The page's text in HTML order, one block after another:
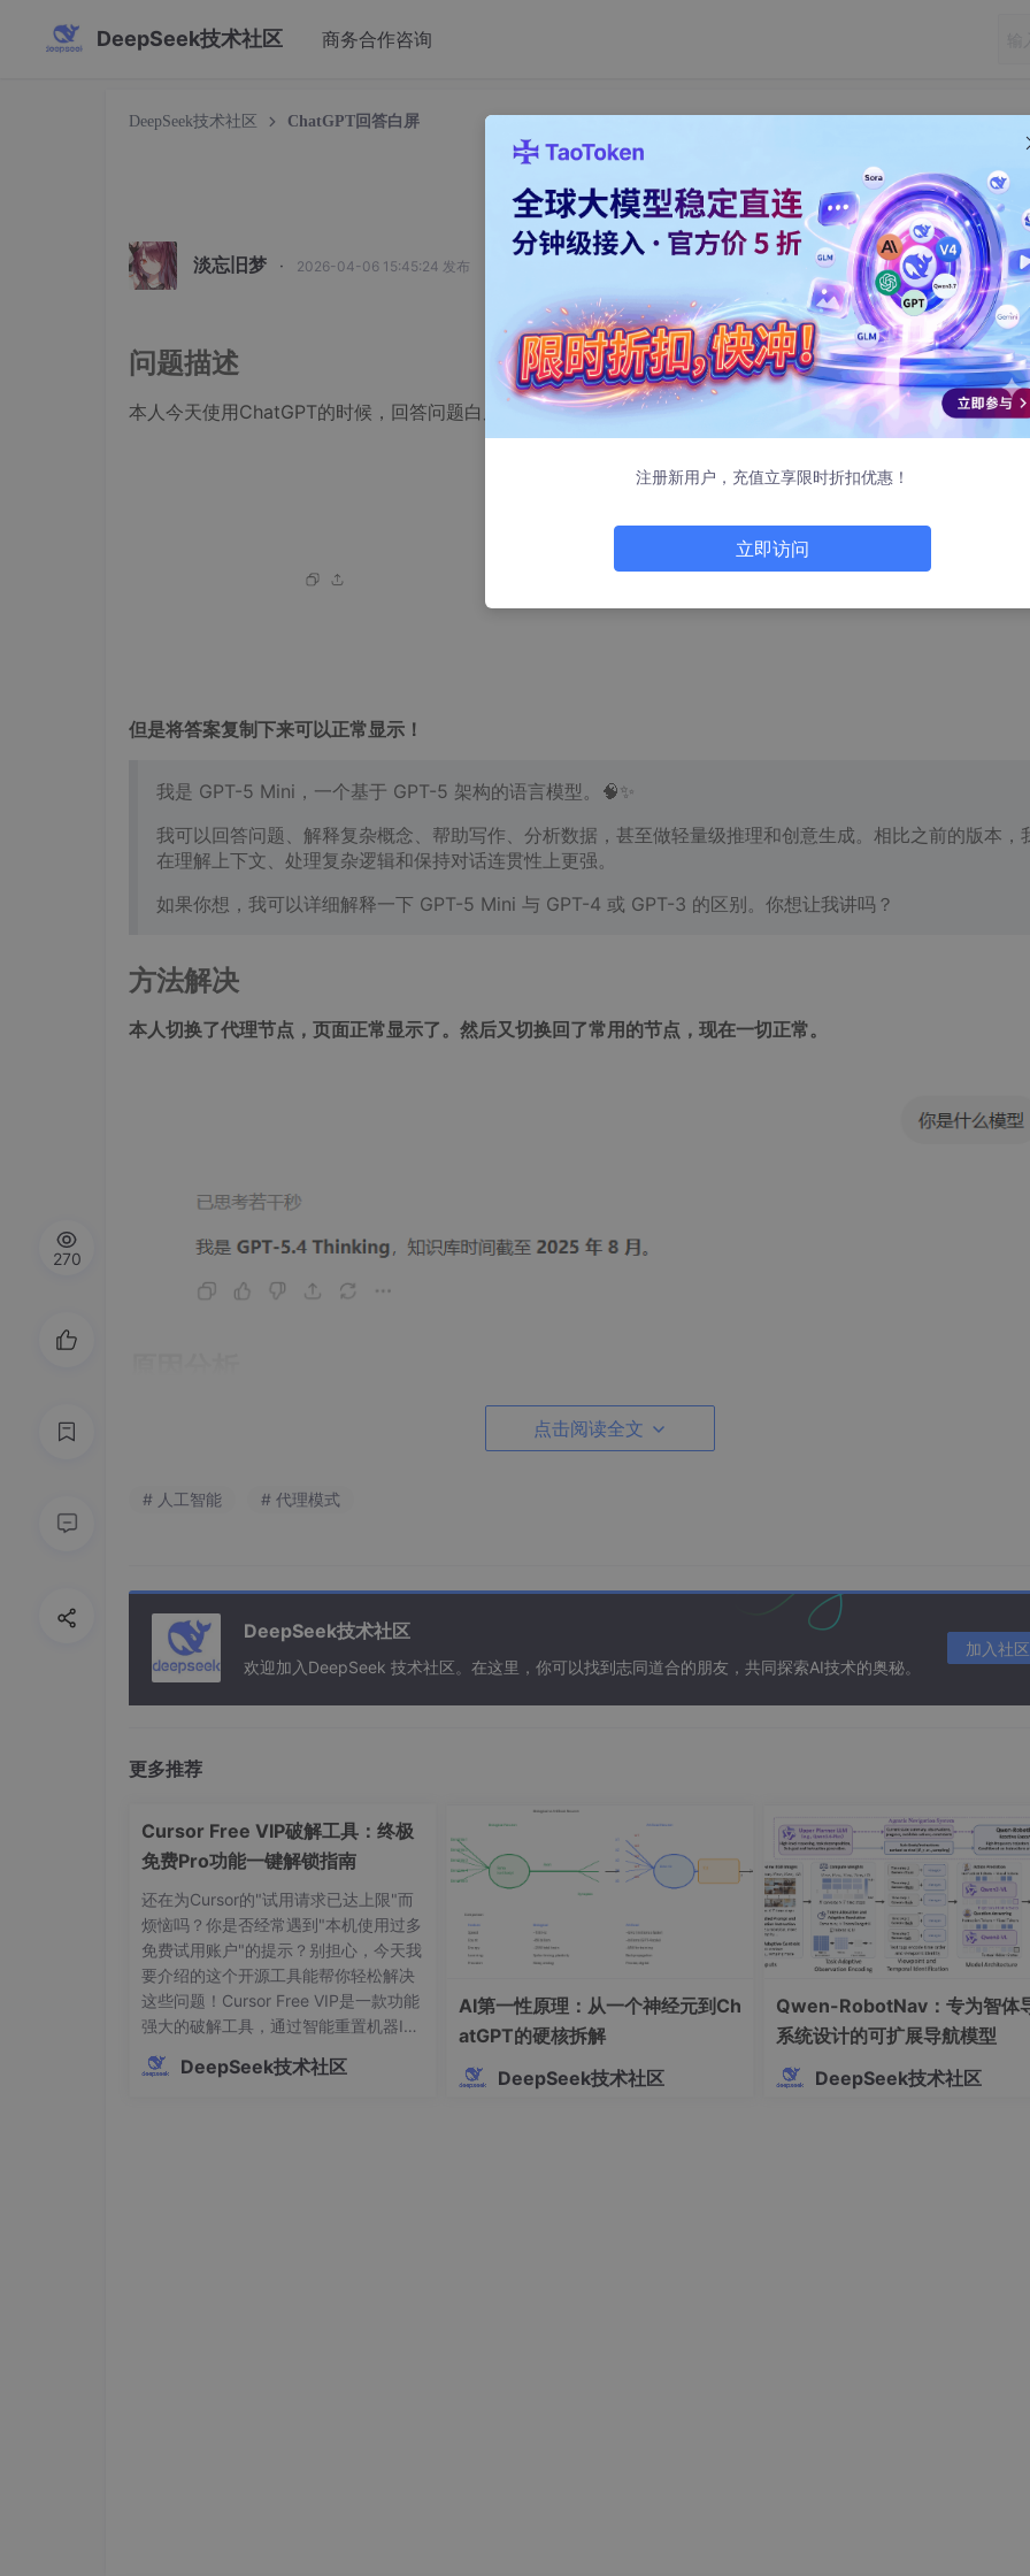
DeepSeek技术社区 商务合作咨询
DeepSeek技术社区 ChatGPT回答白屏
ChatGPT回答白屏
淡忘旧梦 · 2026-04-06 15:45:24 发布
问题描述
本人今天使用ChatGPT的时候，回答问题白屏，结果如下。
但是将答案复制下来可以正常显示！
我是 GPT-5 Mini，一个基于 GPT-5 架构的语言模型。🧠✨
我可以回答问题、解释复杂概念、帮助写作、分析数据，甚至做轻量级推理和创意生成。相比之前的版本，
在理解上下文、处理复杂逻辑和保持对话连贯性上更强。
如果你想，我可以详细解释一下 GPT-5 Mini 与 GPT-4 或 GPT-3 的区别。你想让我讲吗？
方法解决
本人切换了代理节点，页面正常显示了。然后又切换回了常用的节点，现在一切正常。
文本数据本身到了，但浏览器没有把它正常渲染出来。
点击阅读全文
# 人工智能 # 代理模式
DeepSeek技术社区
欢迎加入DeepSeek 技术社区。在这里，你可以找到志同道合的朋友，共同探索AI技术的奥秘。
加入社区
更多推荐
Cursor Free VIP破解工具：终极
免费Pro功能一键解锁指南
还在为Cursor的"试用请求已达上限"而
烦恼吗？你是否经常遇到"本机使用过多
免费试用账户"的提示？别担心，今天我
要介绍的这个开源工具能帮你轻松解决
这些问题！Cursor Free VIP是一款功能
强大的破解工具，通过智能重置机器ID
Pro的全部高级功能。这个工具支持Win
DeepSeek技术社区
AI第一性原理：从一个神经元到Ch
atGPT的硬核拆解
DeepSeek技术社区
Qwen-RobotNav：专为智体
系统设计的可扩展导航模型
DeepSeek技术社区
270
注册新用户，充值立享限时折扣优惠！
立即访问